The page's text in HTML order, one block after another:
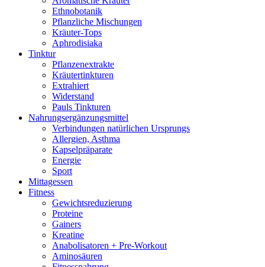
Ethnobotanik
Pflanzliche Mischungen
Kräuter-Tops
Aphrodisiaka
Tinktur
Pflanzenextrakte
Kräutertinkturen
Extrahiert
Widerstand
Pauls Tinkturen
Nahrungsergänzungsmittel
Verbindungen natürlichen Ursprungs
Allergien, Asthma
Kapselpräparate
Energie
Sport
Mittagessen
Fitness
Gewichtsreduzierung
Proteine
Gainers
Kreatine
Anabolisatoren + Pre-Workout
Aminosäuren